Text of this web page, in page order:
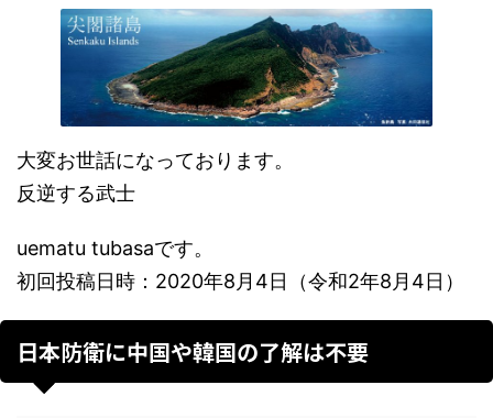
大変お世話になっております。
反逆する武士
uematu tubasaです。
初回投稿日時：2020年8月4日（令和2年8月4日）
日本防衛に中国や韓国の了解は不要